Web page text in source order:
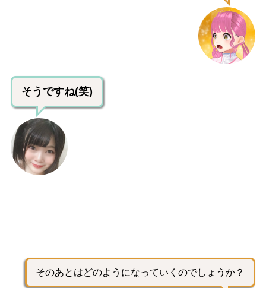
そうですね(笑)
そのあとはどのようになっていくのでしょうか？